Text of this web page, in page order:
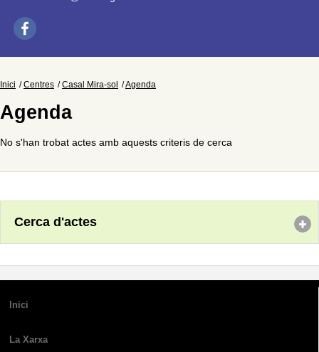
Inici Centres Casal Mira-sol Agenda
Agenda
No s'han trobat actes amb aquests criteris de cerca
Cerca d'actes
Inici
La Xarxa